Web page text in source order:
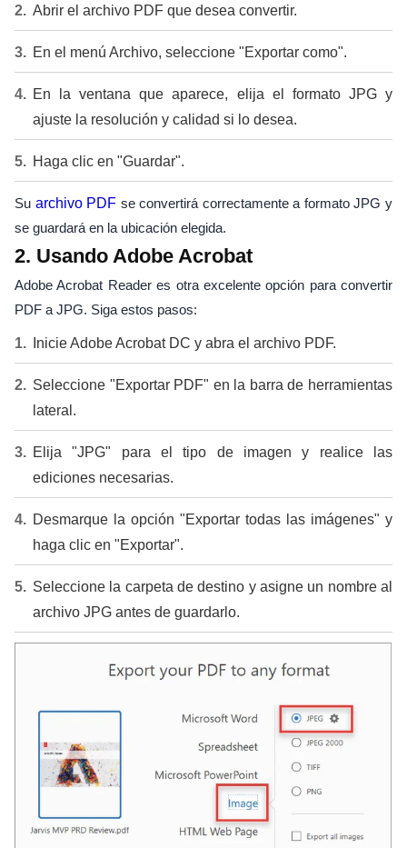
Abrir el archivo PDF que desea convertir.
En el menú Archivo, seleccione "Exportar como".
En la ventana que aparece, elija el formato JPG y
ajuste la resolución y calidad si lo desea.
Haga clic en "Guardar".
Su archivo PDF se convertirá correctamente a formato JPG y
se guardará en la ubicación elegida.
2. Usando Adobe Acrobat
Adobe Acrobat Reader es otra excelente opción para convertir
PDF a JPG. Siga estos pasos:
Inicie Adobe Acrobat DC y abra el archivo PDF.
Seleccione "Exportar PDF" en la barra de herramientas
lateral.
Elija "JPG" para el tipo de imagen y realice las
ediciones necesarias.
Desmarque la opción "Exportar todas las imágenes" y
haga clic en "Exportar".
Seleccione la carpeta de destino y asigne un nombre al
archivo JPG antes de guardarlo.